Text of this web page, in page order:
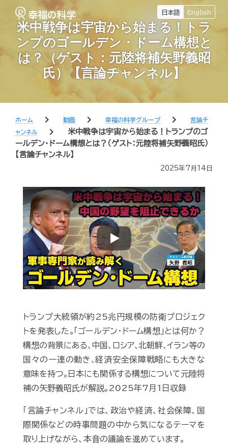
日本語 English
米中戦争は宇宙から始まる！トラ
ンプのゴールデン・ドーム構想と
は？（ゲスト：元陸将補矢野義昭
氏）【言論チャンネル】
ホーム chevron_right 動画 chevron_right 幸福の科学グループ chevron_right
言論チ
ャンネル
chevron_right
米中戦争は宇宙から始まる！トランプのゴ
ールデン・ドーム構想とは？（ゲスト：元陸将補矢野義昭氏）
【言論チャンネル】
2025年7月14日
Play
トランプ大統領が約25兆円規模の防衛プロジェク
トを発表した｡｢ゴールデン･ドーム構想｣とは何か？
構想の背景にある､中国､ロシア､北朝鮮､イラン等の
国々の一連の動き､経済安全保障戦略にも大きな
意味を持つ｡日本にも関係する構想について元陸将
補の矢野義昭氏が解説｡2025年7月1日収録
「言論チャンネル」では、政治や経済、社会保障、国
際関係などの時事問題の中から気になるテーマを
取り上げながら、本音の議論を進めています。